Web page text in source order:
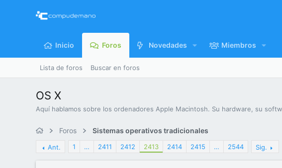
Inicio Foros Novedades Miembros
Lista de foros Buscar en foros
OS X
Aquí hablamos sobre los ordenadores Apple Macintosh. Su hardware, su
Foros Sistemas operativos tradicionales
Ant. 1 … 2411 2412 2413 2414 2415 … 2544 Sig.